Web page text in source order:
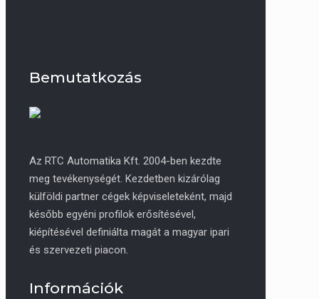
Bemutatkozás
Az RTC Automatika Kft. 2004-ben kezdte
meg tevékenységét. Kezdetben kizárólag
külföldi partner cégek képviseleteként, majd
később egyéni profilok erősítésével,
kiépítésével definiálta magát a magyar ipari
és szervezeti piacon.
Információk